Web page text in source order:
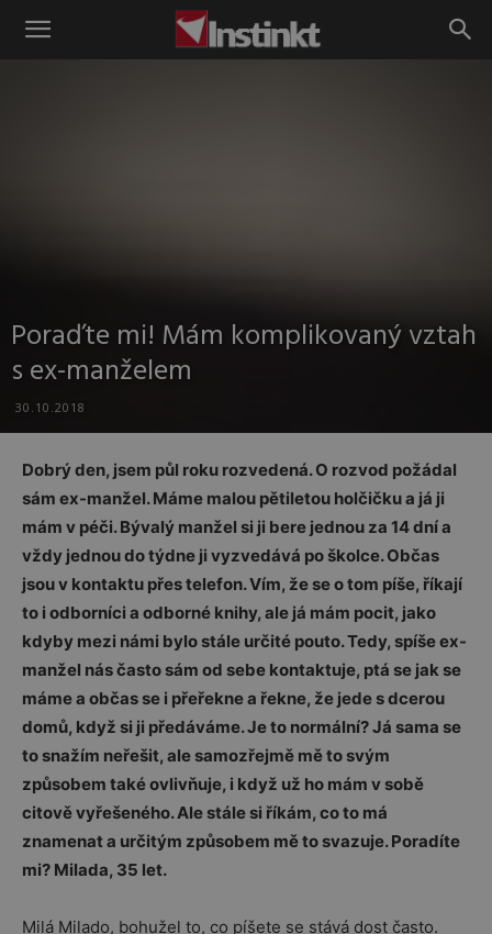
Instinkt
Poraďte mi! Mám komplikovaný vztah
s ex-manželem
30.10.2018
Dobrý den, jsem půl roku rozvedená. O rozvod požádal
sám ex-manžel. Máme malou pětiletou holčičku a já ji
mám v péči. Bývalý manžel si ji bere jednou za 14 dní a
vždy jednou do týdne ji vyzvedává po školce. Občas
jsou v kontaktu přes telefon. Vím, že se o tom píše, říkají
to i odborníci a odborné knihy, ale já mám pocit, jako
kdyby mezi námi bylo stále určité pouto. Tedy, spíše ex-
manžel nás často sám od sebe kontaktuje, ptá se jak se
máme a občas se i přeřekne a řekne, že jede s dcerou
domů, když si ji předáváme. Je to normální? Já sama se
to snažím neřešit, ale samozřejmě mě to svým
způsobem také ovlivňuje, i když už ho mám v sobě
citově vyřešeného. Ale stále si říkám, co to má
znamenat a určitým způsobem mě to svazuje. Poradíte
mi? Milada, 35 let.
Milá Milado, bohužel to, co píšete se stává dost často.